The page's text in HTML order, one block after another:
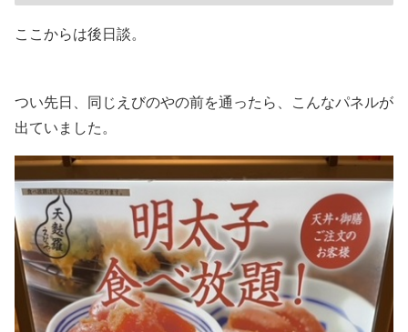
ここからは後日談。
つい先日、同じえびのやの前を通ったら、こんなパネルが
出ていました。